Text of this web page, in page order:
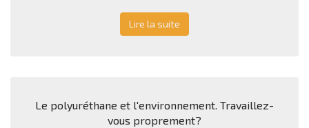
Lire la suite
Le polyuréthane et l'environnement. Travaillez-
vous proprement?